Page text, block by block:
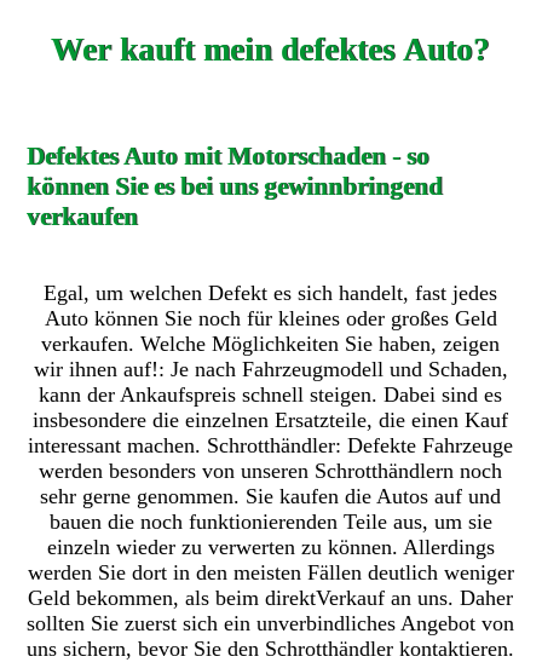
Wer kauft mein defektes Auto?
Defektes Auto mit Motorschaden - so
können Sie es bei uns gewinnbringend
verkaufen
Egal, um welchen Defekt es sich handelt, fast jedes
Auto können Sie noch für kleines oder großes Geld
verkaufen. Welche Möglichkeiten Sie haben, zeigen
wir ihnen auf!: Je nach Fahrzeugmodell und Schaden,
kann der Ankaufspreis schnell steigen. Dabei sind es
insbesondere die einzelnen Ersatzteile, die einen Kauf
interessant machen. Schrotthändler: Defekte Fahrzeuge
werden besonders von unseren Schrotthändlern noch
sehr gerne genommen. Sie kaufen die Autos auf und
bauen die noch funktionierenden Teile aus, um sie
einzeln wieder zu verwerten zu können. Allerdings
werden Sie dort in den meisten Fällen deutlich weniger
Geld bekommen, als beim direktVerkauf an uns. Daher
sollten Sie zuerst sich ein unverbindliches Angebot von
uns sichern, bevor Sie den Schrotthändler kontaktieren.